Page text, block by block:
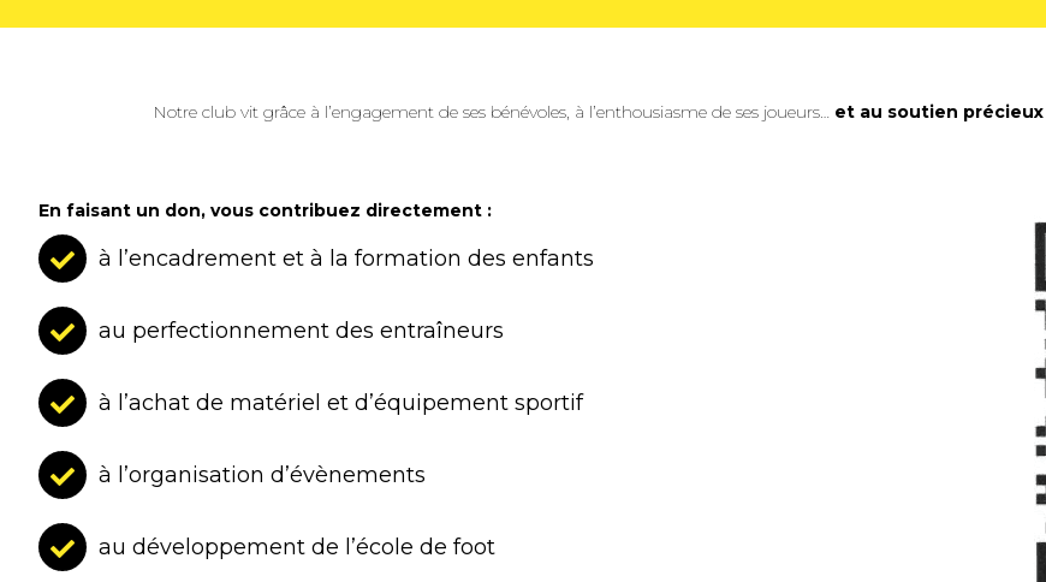
Notre club vit grâce à l’engagement de ses bénévoles, à l’enthousiasme de ses joueurs… et au soutien
En faisant un don, vous contribuez directement :
à l’encadrement et à la formation des enfants
au perfectionnement des entraîneurs
à l’achat de matériel et d’équipement sportif
à l’organisation d’évènements
au développement de l’école de foot